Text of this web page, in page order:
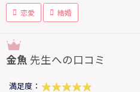
恋愛 結婚
金魚 先生への口コミ
満足度：